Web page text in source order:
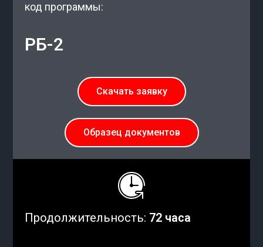
код программы:
РБ-2
Скачать заявку
Образец документов
Продолжительность: 72 часа